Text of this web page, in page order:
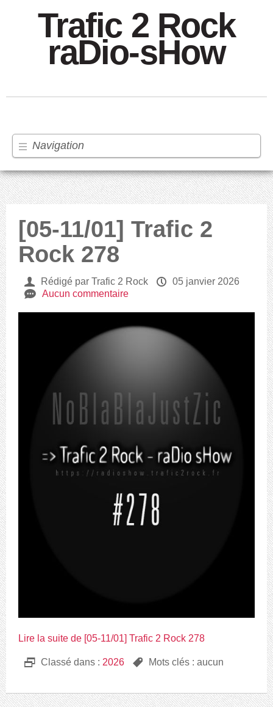
Trafic 2 Rock
raDio-sHow
Navigation
[05-11/01] Trafic 2
Rock 278
U Rédigé par Trafic 2 Rock P 05 janvier 2026
e Aucun commentaire
Lire la suite de [05-11/01] Trafic 2 Rock 278
D Classé dans : 2026 , Mots clés : aucun